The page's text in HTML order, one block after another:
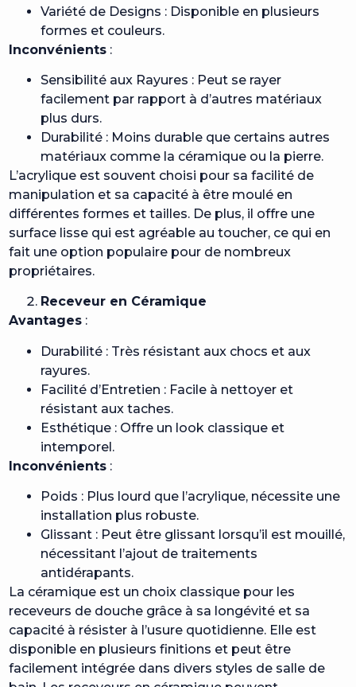
Variété de Designs : Disponible en plusieurs
formes et couleurs.
Inconvénients :
Sensibilité aux Rayures : Peut se rayer
facilement par rapport à d’autres matériaux
plus durs.
Durabilité : Moins durable que certains autres
matériaux comme la céramique ou la pierre.
L’acrylique est souvent choisi pour sa facilité de
manipulation et sa capacité à être moulé en
différentes formes et tailles. De plus, il offre une
surface lisse qui est agréable au toucher, ce qui en
fait une option populaire pour de nombreux
propriétaires.
Receveur en Céramique
Avantages :
Durabilité : Très résistant aux chocs et aux
rayures.
Facilité d’Entretien : Facile à nettoyer et
résistant aux taches.
Esthétique : Offre un look classique et
intemporel.
Inconvénients :
Poids : Plus lourd que l’acrylique, nécessite une
installation plus robuste.
Glissant : Peut être glissant lorsqu’il est mouillé,
nécessitant l’ajout de traitements
antidérapants.
La céramique est un choix classique pour les
receveurs de douche grâce à sa longévité et sa
capacité à résister à l’usure quotidienne. Elle est
disponible en plusieurs finitions et peut être
facilement intégrée dans divers styles de salle de